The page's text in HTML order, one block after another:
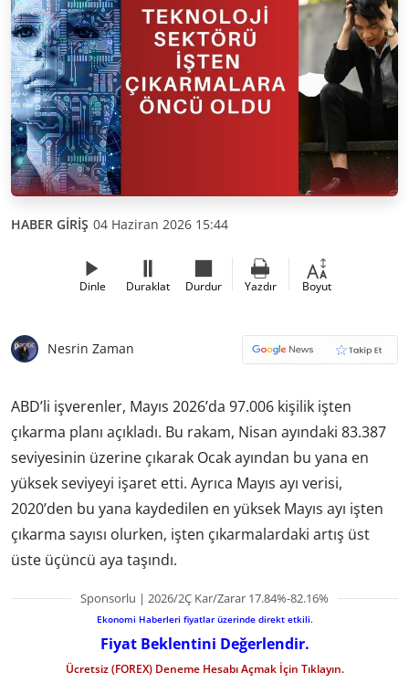
HABER GİRİŞ 04 Haziran 2026 15:44
Dinle Duraklat Durdur Yazdır Boyut
Nesrin Zaman
ABD’li işverenler, Mayıs 2026’da 97.006 kişilik işten
çıkarma planı açıkladı. Bu rakam, Nisan ayındaki 83.387
seviyesinin üzerine çıkarak Ocak ayından bu yana en
yüksek seviyeyi işaret etti. Ayrıca Mayıs ayı verisi,
2020’den bu yana kaydedilen en yüksek Mayıs ayı işten
çıkarma sayısı olurken, işten çıkarmalardaki artış üst
üste üçüncü aya taşındı.
Sponsorlu | 2026/2Ç Kar/Zarar 17.84%-82.16%
Ekonomi Haberleri fiyatlar üzerinde direkt etkili.
Fiyat Beklentini Değerlendir.
Ücretsiz (FOREX) Deneme Hesabı Açmak İçin Tıklayın.